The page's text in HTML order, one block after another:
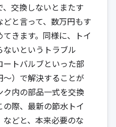
交換しないとまたす
と言って、数万円もす
きます。同様に、トイ
ないというトラブル
トバルブといった部
）で解決することが
内の部品一式を交換
際、最新の節水トイ
どと、本来必要のな